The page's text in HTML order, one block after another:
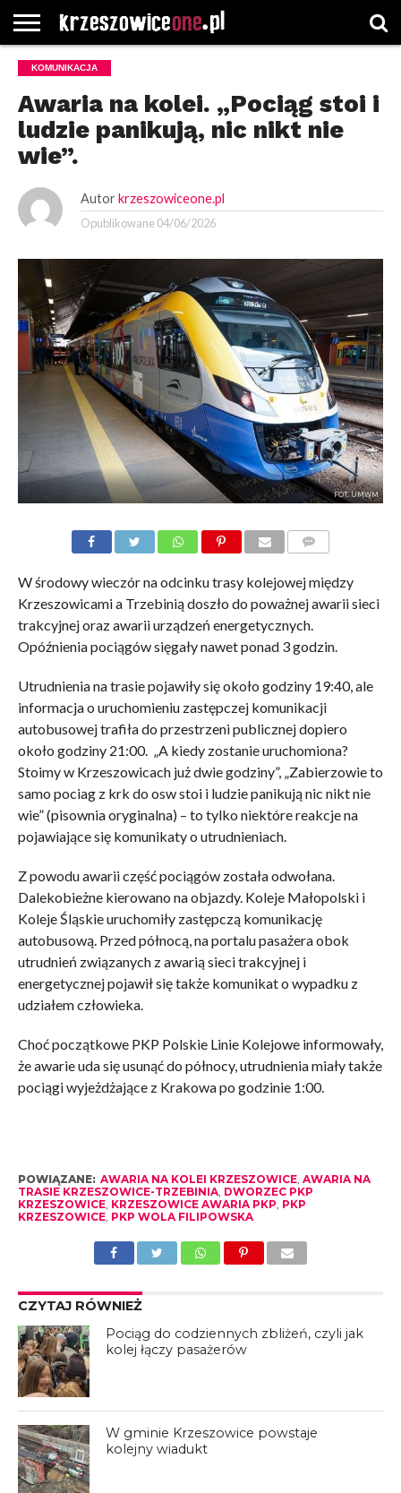
STRONA
GŁÓWNA
WYBORY
WYBIERZ
ROZKŁADY
GREGORCZYK
KONTAKT
KOMUNIKACJA
Awaria na kolei. „Pociąg stoi i
ludzie panikują, nic nikt nie
wie”.
Autor krzeszowiceone.pl
Opublikowane 04/06/2026
FOT. UMWM
W środowy wieczór na odcinku trasy kolejowej między
Krzeszowicami a Trzebinią doszło do poważnej awarii sieci
trakcyjnej oraz awarii urządzeń energetycznych.
Opóźnienia pociągów sięgały nawet ponad 3 godzin.
Utrudnienia na trasie pojawiły się około godziny 19:40, ale
informacja o uruchomieniu zastępczej komunikacji
autobusowej trafiła do przestrzeni publicznej dopiero
około godziny 21:00. „A kiedy zostanie uruchomiona?
Stoimy w Krzeszowicach już dwie godziny”, „Zabierzowie to
samo pociag z krk do osw stoi i ludzie panikują nic nikt nie
wie” (pisownia oryginalna) – to tylko niektóre reakcje na
pojawiające się komunikaty o utrudnieniach.
Z powodu awarii część pociągów została odwołana.
Dalekobieżne kierowano na objazdy. Koleje Małopolski i
Koleje Śląskie uruchomiły zastępczą komunikację
autobusową. Przed północą, na portalu pasażera obok
utrudnień związanych z awarią sieci trakcyjnej i
energetycznej pojawił się także komunikat o wypadku z
udziałem człowieka.
Choć początkowe PKP Polskie Linie Kolejowe informowały,
że awarie uda się usunąć do północy, utrudnienia miały także
pociągi wyjeżdżające z Krakowa po godzinie 1:00.
POWIĄZANE: AWARIA NA KOLEI KRZESZOWICE, AWARIA NA
TRASIE KRZESZOWICE-TRZEBINIA, DWORZEC PKP
KRZESZOWICE, KRZESZOWICE AWARIA PKP PKP
KRZESZOWICE, PKP WOLA FILIPOWSKA
CZYTAJ RÓWNIEŻ
Pociąg do codziennych zbliżeń, czyli jak
kolej łączy pasażerów
W gminie Krzeszowice powstaje
kolejny wiadukt